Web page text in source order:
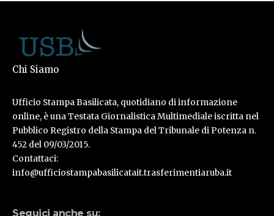
Chi Siamo
Ufficio Stampa Basilicata, quotidiano di informazione
online, è una Testata Giornalistica Multimediale iscritta nel
Pubblico Registro della Stampa del Tribunale di Potenza n.
452 del 09/03/2015.
Contattaci:
info@ufficiostampabasilicatait.trasferimentiaruba.it
Seguici anche su: